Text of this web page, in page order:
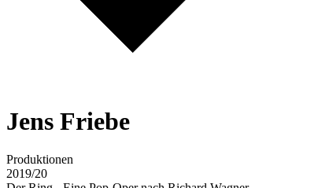
Jens Friebe
Produktionen
2019/20